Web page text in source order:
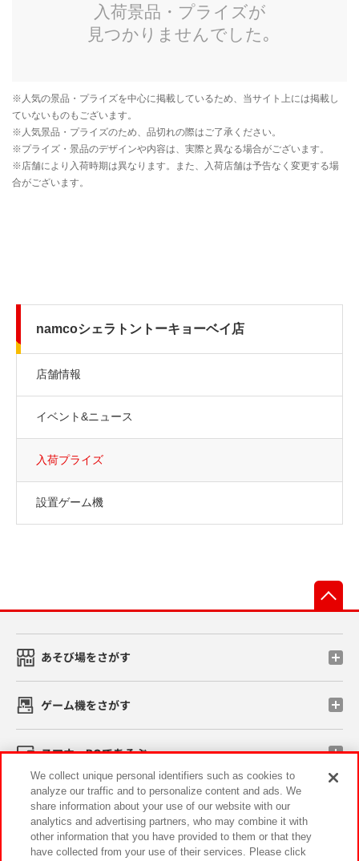
namcoシェラトントーキョーベイ店
店舗情報
イベント&ニュース
入荷プライズ
設置ゲーム機
あそび場をさがす
ゲーム機をさがす
スマホ・PCであそぶ
イベント・キャンペーン
We collect unique personal identifiers such as cookies to
analyze our traffic and to personalize content and ads. We
share information about your use of our website with our
analytics and advertising partners, who may combine it with
other information that you have provided to them or that they
have collected from your use of their services. Please click